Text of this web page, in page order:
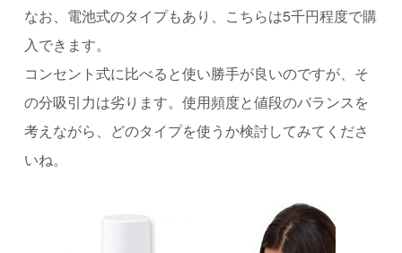
なお、電池式のタイプもあり、こちらは5千円程度で購
入できます。
コンセント式に比べると使い勝手が良いのですが、そ
の分吸引力は劣ります。使用頻度と値段のバランスを
考えながら、どのタイプを使うか検討してみてくださ
いね。